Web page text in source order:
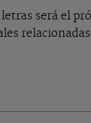
será el